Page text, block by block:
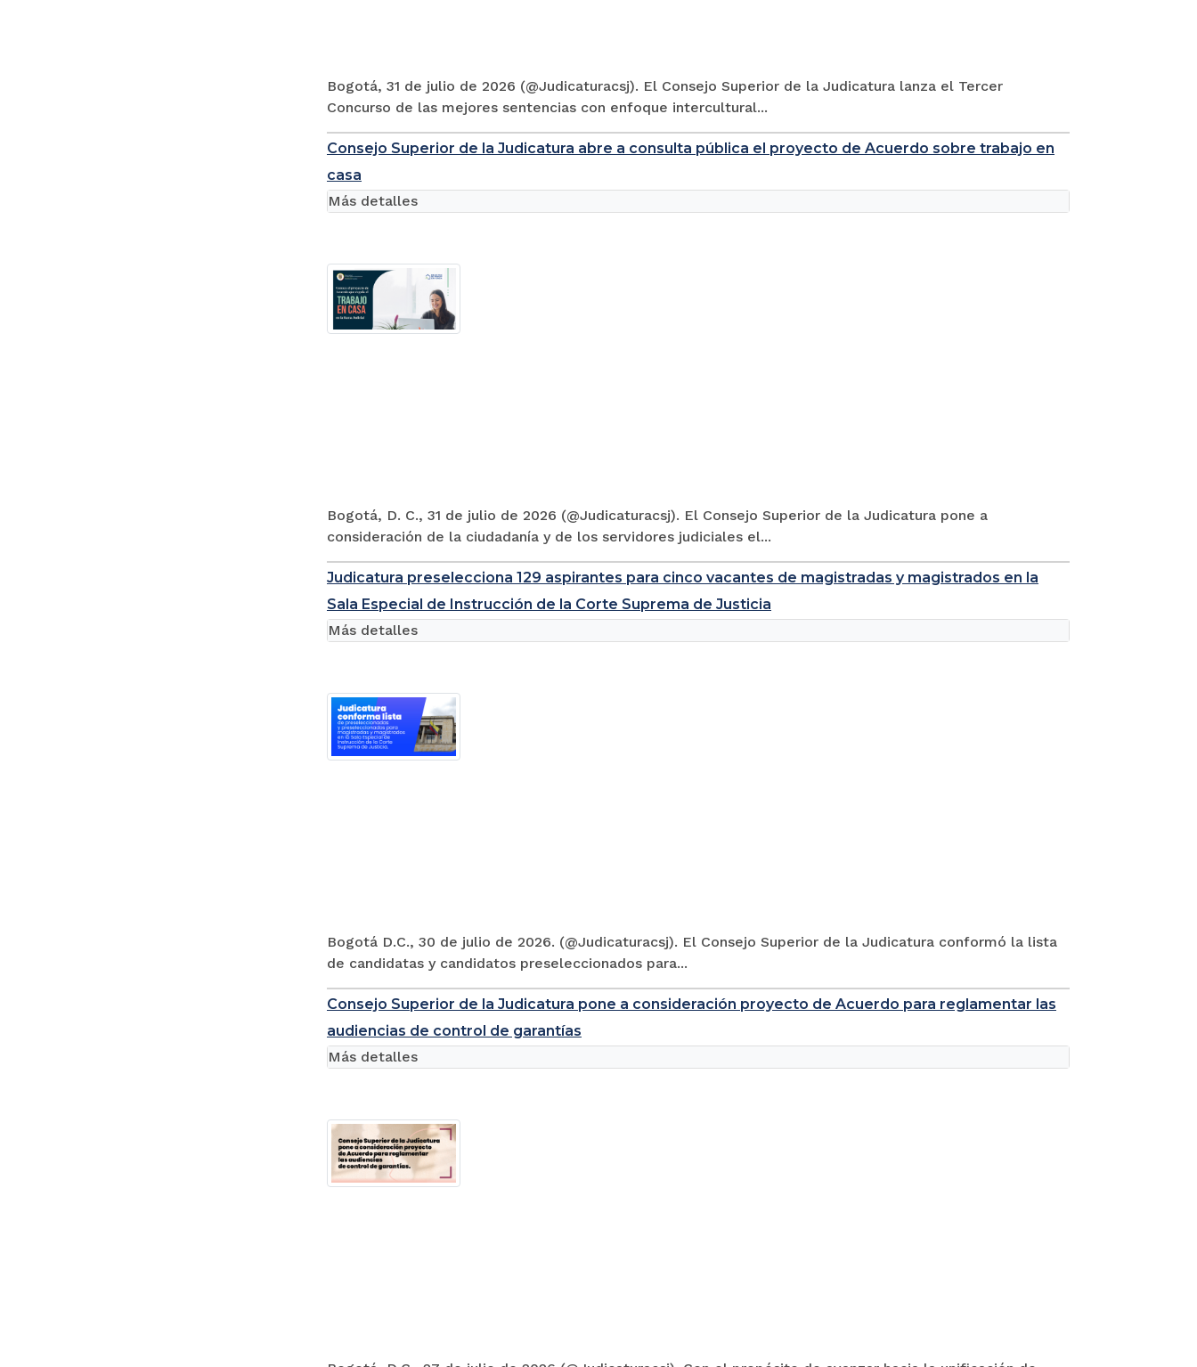
Bogotá, 31 de julio de 2026 (@Judicaturacsj). El Consejo Superior de la Judicatura lanza el Tercer
Concurso de las mejores sentencias con enfoque intercultural...
Consejo Superior de la Judicatura abre a consulta pública el proyecto de Acuerdo sobre trabajo en
casa
Bogotá, D. C., 31 de julio de 2026 (@Judicaturacsj). El Consejo Superior de la Judicatura pone a
consideración de la ciudadanía y de los servidores judiciales el...
Más detalles
Judicatura preselecciona 129 aspirantes para cinco vacantes de magistradas y magistrados en la
Sala Especial de Instrucción de la Corte Suprema de Justicia
Bogotá D.C., 30 de julio de 2026. (@Judicaturacsj). El Consejo Superior de la Judicatura conformó la lista
de candidatas y candidatos preseleccionados para...
Más detalles
Consejo Superior de la Judicatura pone a consideración proyecto de Acuerdo para reglamentar las
audiencias de control de garantías
Más detalles